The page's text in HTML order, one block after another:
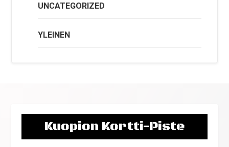
UNCATEGORIZED
YLEINEN
Kuopion Kortti-Piste